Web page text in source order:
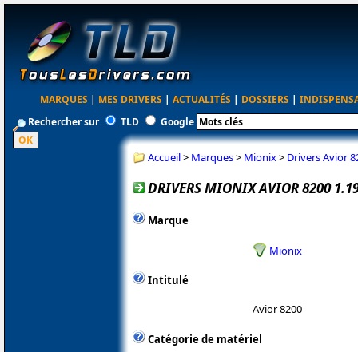
MARQUES | MES DRIVERS | ACTUALITÉS | DOSSIERS |
Rechercher sur
TLD Google
Accueil> Marques> Mionix> Drivers Avior
DRIVERS MIONIX AVIOR 8200
Marque
Mionix
Intitulé
Avior 8200
Catégorie de matériel